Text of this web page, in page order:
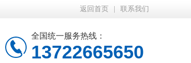
返回首页 联系我们
全国统一服务热线：
13722665650